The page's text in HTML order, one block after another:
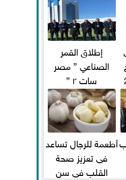
إطلاق القمر
الصناعي ” مصر
سات ٢ ”
أطعمة للرجال تساعد
فى تعزيز صحة
القلب فى سن